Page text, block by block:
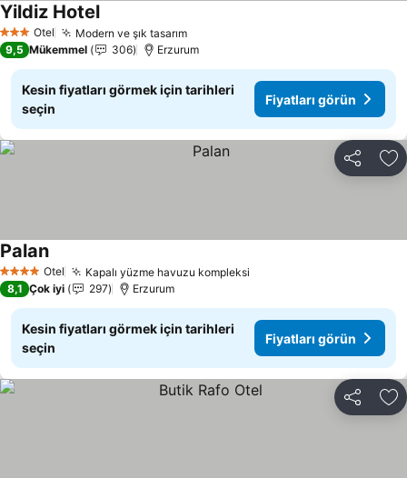
3 YıldızOtel Modern ve şık tasarım
Yildiz Hotel
9,5 Mükemmel 306 Erzurum
Kesin fiyatları görmek için tarihleri
seçin
Fiyatları görün
Paylaş
4 Yıldız Otel Kapalı yüzme havuzu kompleksi
Palan
8,1 Çok iyi 297 Erzurum
Kesin fiyatları görmek için tarihleri
seçin
Fiyatları görün
Paylaş